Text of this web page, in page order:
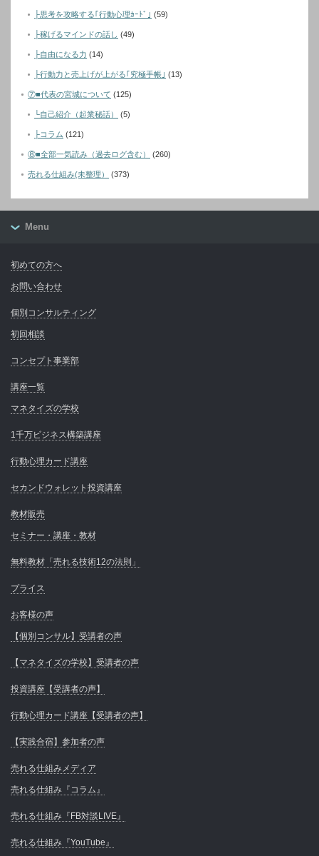
├思考を攻略する｢行動心理ｶｰﾄﾞ｣ (59)
├稼げるマインドの話し (49)
├自由になる力 (14)
├行動力と売上げが上がる｢究極手帳｣ (13)
⑦■代表の宮城について (125)
└自己紹介（起業秘話） (5)
├コラム (121)
⑧■全部一気読み（過去ログ含む） (260)
売れる仕組み(未整理） (373)
Menu
初めての方へ
お問い合わせ
個別コンサルティング
初回相談
コンセプト事業部
講座一覧
マネタイズの学校
1千万ビジネス構築講座
行動心理カード講座
セカンドウォレット投資講座
教材販売
セミナー・講座・教材
無料教材「売れる技術12の法則」
プライス
お客様の声
【個別コンサル】受講者の声
【マネタイズの学校】受講者の声
投資講座【受講者の声】
行動心理カード講座【受講者の声】
【実践合宿】参加者の声
売れる仕組みメディア
売れる仕組み『コラム』
売れる仕組み『FB対談LIVE』
売れる仕組み『YouTube』